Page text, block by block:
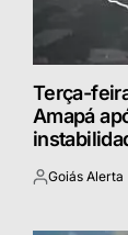
Terça-
Amapá
Postado
Goiás Alerta